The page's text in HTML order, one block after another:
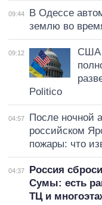
09:44
В Одессе
землю во
09:12
США
Politico
04:57
После ночной
российском
пожары: что
04:37
Россия
Сумы: есть
ТЦ и